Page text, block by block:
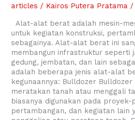
articles / Kairos Putera Pratama
Alat-alat berat adalah mesin-
untuk kegiatan konstruksi,
sebagainya. Alat-alat berat ini
membangun infrastruktur seperti
gedung, jembatan, dan lain
adalah beberapa jenis alat-alat
kegunaannya: Bulldozer Bulldozer
meratakan tanah atau menggali
biasanya digunakan pada
pertambangan, dan kegiatan lain
Kegunaannya